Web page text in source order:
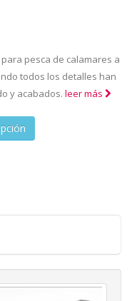
pesca de calamares a
todos los detalles han
y acabados. leer más